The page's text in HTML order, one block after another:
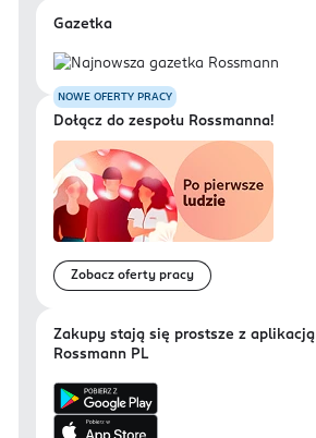
Gazetka
NOWE OFERTY PRACY
Dołącz do zespołu Rossmanna!
Zobacz oferty pracy
Zakupy stają się prostsze z aplikacją
Rossmann PL